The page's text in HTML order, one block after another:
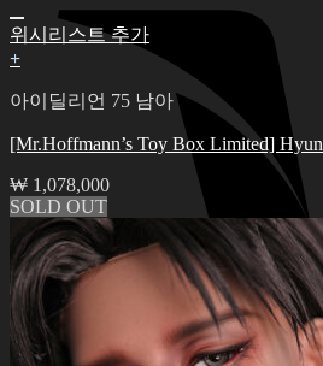
위시리스트 추가
+
아이딜리언 75 남아
[Mr.Hoffmann’s Toy Box Limited] Hyun
₩ 1,078,000
SOLD OUT